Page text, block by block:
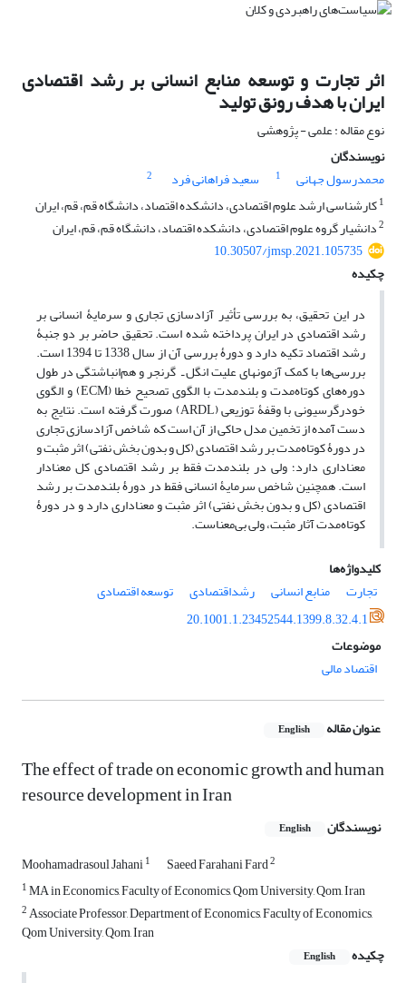
اثر تجارت و توسعه منابع انسانی بر رشد اقتصادی
ایران با هدف رونق تولید
نوع مقاله : علمی - پژوهشی
نویسندگان
محمدرسول جهانی
1 سعید فراهانی فرد
2
1کارشناسی ارشد علوم اقتصادی، دانشکده اقتصاد، دانشگاه قم، قم، ایران
2دانشیار گروه علوم اقتصادی، دانشکده اقتصاد، دانشگاه قم، قم، ایران
10.30507/jmsp.2021.105735
چکیده
در این تحقیق، به بررسی تأثیر آزادسازی تجاری و سرمایۀ انسانی بر
رشد اقتصادی در ایران پرداخته شده است. تحقیق حاضر بر دو جنبۀ
رشد اقتصاد تکیه دارد و دورۀ بررسی آن از سال 1338 تا 1394 است.
بررسی‌ها با کمک آزمونهای علیت انگل ـ گرنجر و هم‌انباشتگی در طول
دوره‌های کوتاه‌مدت و بلندمدت با الگوی تصحیح خطا (ECM) و الگوی
خودرگرسیونی با وقفۀ توزیعی (ARDL) صورت گرفته است. نتایج به
دست آمده از تخمین مدل حاکی از آن است که شاخص آزادسازی تجاری
در دورۀ کوتاه‌مدت بر رشد اقتصادی (کل و بدون بخش نفتی) اثر مثبت و
معناداری دارد؛ ولی در بلندمدت فقط بر رشد اقتصادی کل معنادار
است. همچنین شاخص سرمایۀ انسانی فقط در دورۀ بلندمدت بر رشد
اقتصادی (کل و بدون بخش نفتی) اثر مثبت و معناداری دارد و در دورۀ
کوتاه‌مدت آثار مثبت، ولی بی‌معناست.
کلیدواژه‌ها
تجارت
منابع انسانی رشداقتصادی
توسعه اقتصادی
20.1001.1.23452544.1399.8.32.4.1
موضوعات
اقتصاد مالی
عنوان مقاله English
The effect of trade on economic growth and human
resource development in Iran
نویسندگان English
Moohamadrasoul Jahani1 Saeed Farahani Fard2
1MA in Economics, Faculty of Economics, Qom University, Qom, Iran
2Associate Professor, Department of Economics, Faculty of Economics,
Qom University, Qom, Iran
چکیده
English